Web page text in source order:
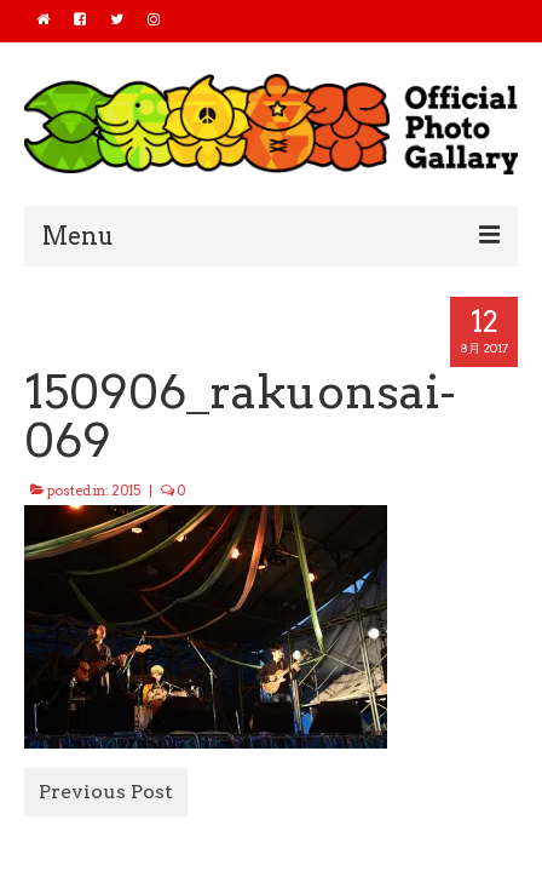
Menu
2018
2017
2016
All Photo
Official Site
12
8月 2017
150906_rakuonsai-
069
posted in: 2015 0
Previous Post